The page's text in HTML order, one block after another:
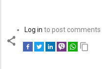
Log in to post comments